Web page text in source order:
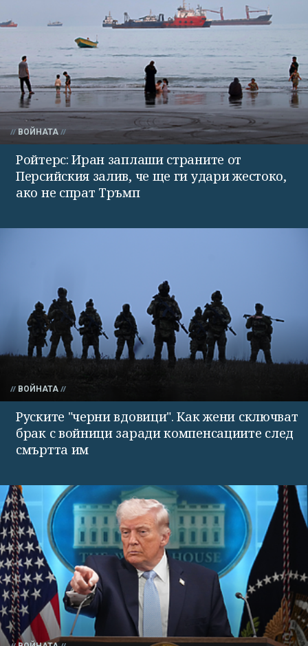
ВОЙНАТА
Ройтерс: Иран заплаши страните от
Персийския залив, че ще ги удари жестоко,
ако не спрат Тръмп
ВОЙНАТА
Руските "черни вдовици". Как жени сключват
брак с войници заради компенсациите след
смъртта им